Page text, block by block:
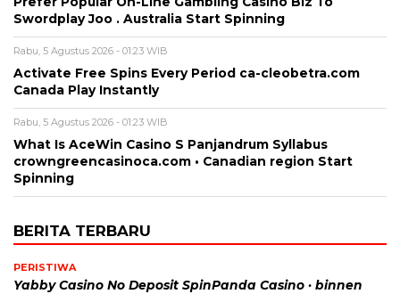
Swordplay Joo . Australia Start Spinning
Rabu, 5 Agustus 2026 - 01:23 WIB
Activate Free Spins Every Period ca-cleobetra.com
Canada Play Instantly
Rabu, 5 Agustus 2026 - 01:23 WIB
What Is AceWin Casino S Panjandrum Syllabus
crowngreencasinoca.com • Canadian region Start
Spinning
BERITA TERBARU
PERISTIWA
Yabby Casino No Deposit SpinPanda Casino · binnen